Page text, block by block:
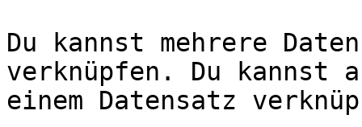
Du kannst mehrere
verknüpfen. Du kannst
einem Datensatz